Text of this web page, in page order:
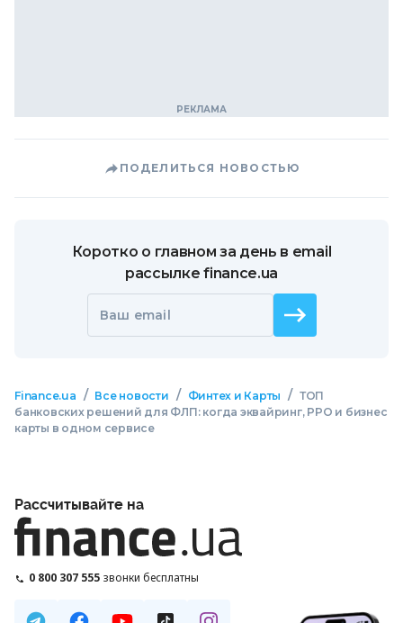
ПОДЕЛИТЬСЯ НОВОСТЬЮ
Коротко о главном за день в email
рассылке finance.ua
Ваш email
Finance.ua / Все новости / Финтех и Карты / ТОП
банковских решений для ФЛП: когда эквайринг, РРО и бизнес
карты в одном сервисе
Рассчитывайте на
0 800 307 555 звонки бесплатны